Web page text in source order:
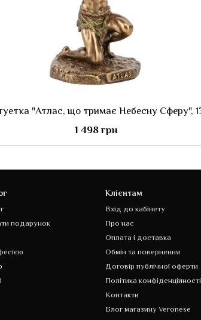
1 498 грн
подарунок
Клієнтам
Вхід до кабінету
Про нас
Оплата і доставка
Обмін та повернення
Договір публічної оферти
Політика конфіденційності
Контакти
Блог магазину Veronese